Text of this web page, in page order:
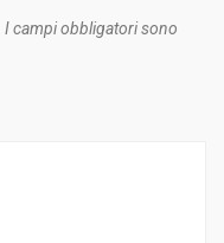
I campi obbligatori sono